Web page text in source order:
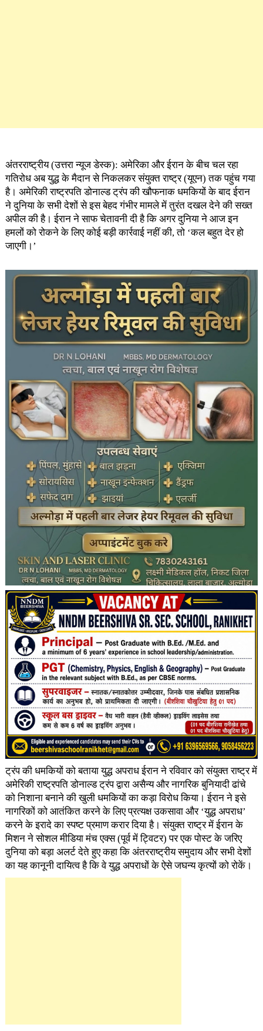
अंतरराष्ट्रीय (उत्तरा न्यूज डेस्क): अमेरिका और ईरान के बीच चल रहा
गतिरोध अब युद्ध के मैदान से निकलकर संयुक्त राष्ट्र (यूएन) तक पहुंच गया
है। अमेरिकी राष्ट्रपति डोनाल्ड ट्रंप की खौफनाक धमकियों के बाद ईरान
ने दुनिया के सभी देशों से इस बेहद गंभीर मामले में तुरंत दखल देने की सख्त
अपील की है। ईरान ने साफ चेतावनी दी है कि अगर दुनिया ने आज इन
हमलों को रोकने के लिए कोई बड़ी कार्रवाई नहीं की, तो ‘कल बहुत देर हो
जाएगी।’
ट्रंप की धमकियों को बताया युद्ध अपराध ईरान ने रविवार को संयुक्त राष्ट्र में
अमेरिकी राष्ट्रपति डोनाल्ड ट्रंप द्वारा असैन्य और नागरिक बुनियादी ढांचे
को निशाना बनाने की खुली धमकियों का कड़ा विरोध किया। ईरान ने इसे
नागरिकों को आतंकित करने के लिए प्रत्यक्ष उकसावा और ‘युद्ध अपराध’
करने के इरादे का स्पष्ट प्रमाण करार दिया है। संयुक्त राष्ट्र में ईरान के
मिशन ने सोशल मीडिया मंच एक्स (पूर्व में ट्विटर) पर एक पोस्ट के जरिए
दुनिया को बड़ा अलर्ट देते हुए कहा कि अंतरराष्ट्रीय समुदाय और सभी देशों
का यह कानूनी दायित्व है कि वे युद्ध अपराधों के ऐसे जघन्य कृत्यों को रोकें।